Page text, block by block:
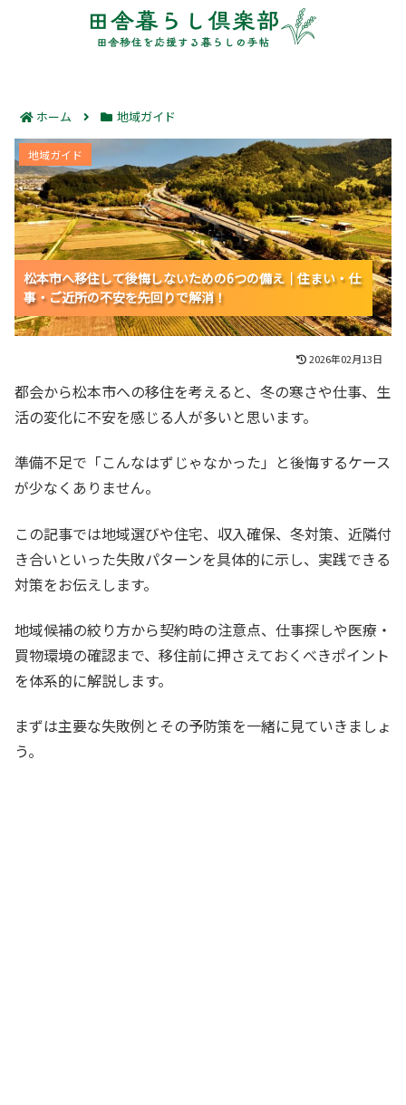
ホーム 地域ガイド
松本市へ移住して後悔しないための6つの備え｜住ま
い・仕事・ご近所の不安を先回りで解消！
松本市へ移住して後悔しないための6つの備え｜住まい・仕
事・ご近所の不安を先回りで解消！
松本市へ移住して後悔しないための6つの備え｜住まい・仕
事・ご近所の不安を先回りで解消！
松本市へ移住して後悔しないための6つの備え｜住まい・仕
事・ご近所の不安を先回りで解消！
地域ガイド
2026年02月13日
都会から松本市への移住を考えると、冬の寒さや仕事、生
活の変化に不安を感じる人が多いと思います。
準備不足で「こんなはずじゃなかった」と後悔するケース
が少なくありません。
この記事では地域選びや住宅、収入確保、冬対策、近隣付
き合いといった失敗パターンを具体的に示し、実践できる
対策をお伝えします。
地域候補の絞り方から契約時の注意点、仕事探しや医療・
買物環境の確認まで、移住前に押さえておくべきポイント
を体系的に解説します。
まずは主要な失敗例とその予防策を一緒に見ていきましょ
う。